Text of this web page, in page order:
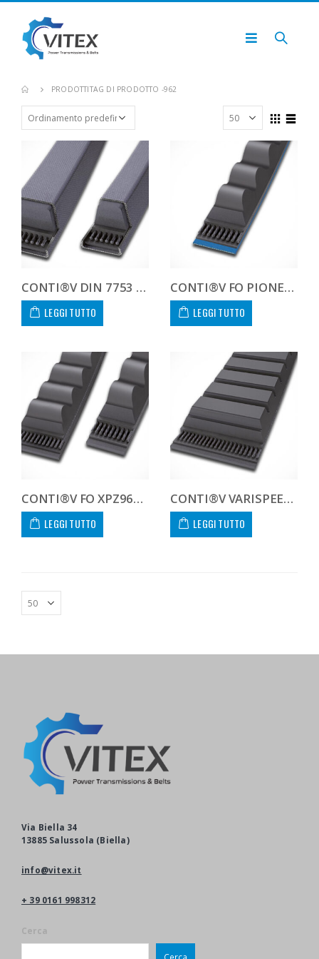
PRODOTTITAG DI PRODOTTO -962
CONTI®V DIN 7753 SPZ962
LEGGI TUTTO
CONTI®V FO PIONEER XPZ962P
LEGGI TUTTO
CONTI®V FO XPZ962BP
LEGGI TUTTO
CONTI®V VARISPEED ADVANCE 26.0X8.0X962
LEGGI TUTTO
Via Biella 34
13885 Salussola (Biella)
info@vitex.it
+ 39 0161 998312
Cerca
Cerca